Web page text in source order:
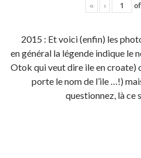
« ‹ of
2015 : Et voici (enfin) les
en général la légende indique le
Otok qui veut dire ile en croate)
porte le nom de l’ile …!)
questionnez, là ce